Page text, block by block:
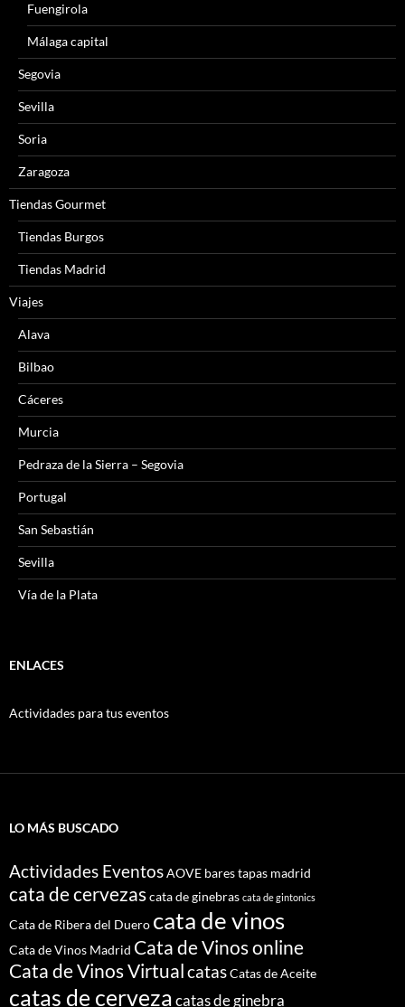
Fuengirola
Málaga capital
Segovia
Sevilla
Soria
Zaragoza
Tiendas Gourmet
Tiendas Burgos
Tiendas Madrid
Viajes
Alava
Bilbao
Cáceres
Murcia
Pedraza de la Sierra – Segovia
Portugal
San Sebastián
Sevilla
Vía de la Plata
ENLACES
Actividades para tus eventos
LO MÁS BUSCADO
Actividades EventosAOVE bares tapas madrid
cata de cervezascata de ginebras cata de gintonics
Cata de Ribera del Duero cata de vinos
Cata de Vinos Madrid Cata de Vinos online
Cata de Vinos VirtualcatasCatas de Aceite
catas de cervezacatas de ginebra